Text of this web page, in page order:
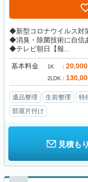
◆新型コロナウイルス対
◆消臭・除菌技術に自信
◆テレビ朝日【報...
基本料金 1K 20,000
2LDK
遺品整理 生前整理 特
部屋片付け
見積も